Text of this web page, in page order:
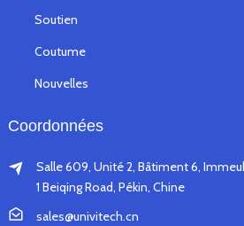
Soutien
Coutume
Nouvelles
Coordonnées
Salle 609, Unité 2, Bâtiment 6,
1 Beiqing Road, Pékin, Chine
sales@univitech.cn